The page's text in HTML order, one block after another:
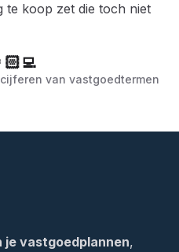
te koop zet die toch niet
van vastgoedtermen
je vastgoedplannen,